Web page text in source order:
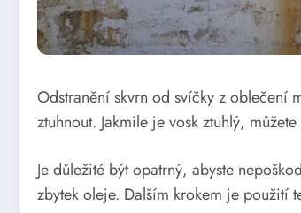
Odstranění skvrn od svíčky z oblečení
ztuhnout. Jakmile je vosk ztuhlý,
Je důležité být opatrný, abyste
zbytek oleje. Dalším krokem je použití